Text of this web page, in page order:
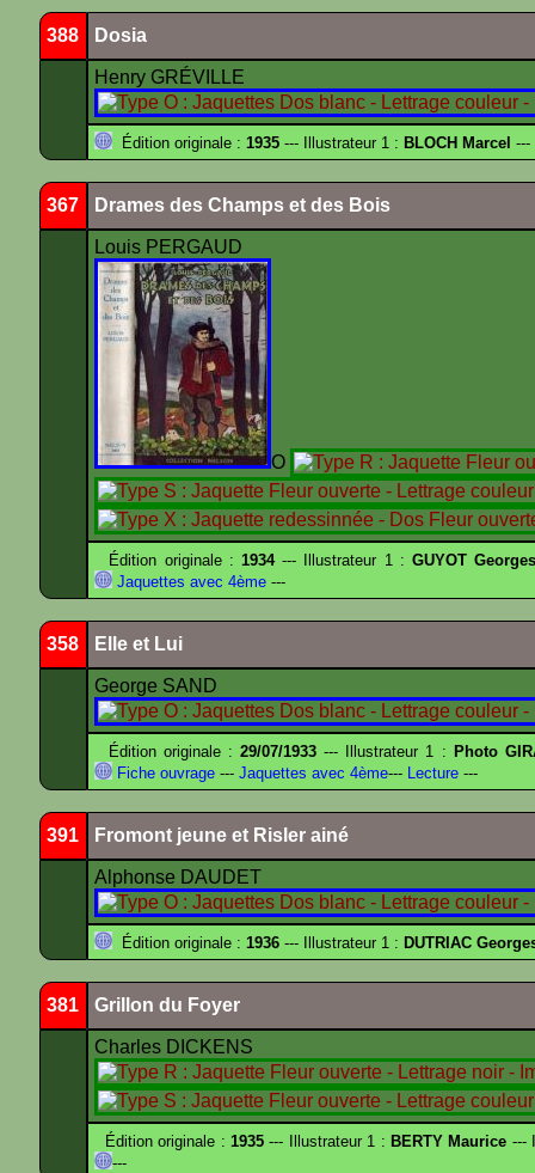
388 Dosia
Henry GRÉVILLE
Édition originale : 1935 --- Illustrateur 1 : BLOCH Marcel ---
367 Drames des Champs et des Bois
Louis PERGAUD
O
Édition originale : 1934--- Illustrateur 1 : GUYOT
Jaquettes avec 4ème ---
358 Elle et Lui
George SAND
Édition originale :29/07/1933 --- Illustrateur 1 : Photo
Fiche ouvrage --- Jaquettes avec 4ème--- Lecture ---
391 Fromont jeune et Risler ainé
Alphonse DAUDET
Édition originale : 1936 --- Illustrateur 1 : DUTRIAC
381 Grillon du Foyer
Charles DICKENS
Édition originale : 1935--- Illustrateur 1 : BERTY Maurice ---
---